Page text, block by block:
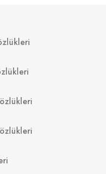
Gözlük Camları